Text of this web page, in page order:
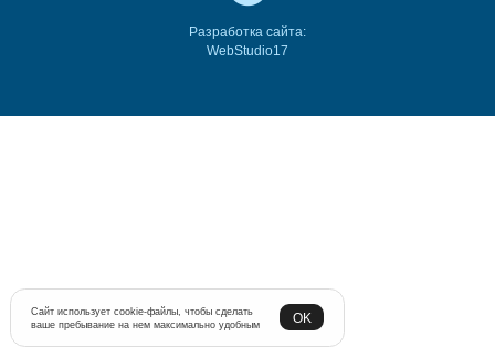
Разработка сайта:
WebStudio17
Сайт использует cookie-файлы, чтобы сделать
ваше пребывание на нем максимально удобным
OK